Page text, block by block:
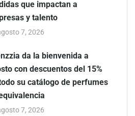
que impactan a
y talento
7, 2026
da la bienvenida a
con descuentos del 15%
su catálogo de perfumes
7, 2026